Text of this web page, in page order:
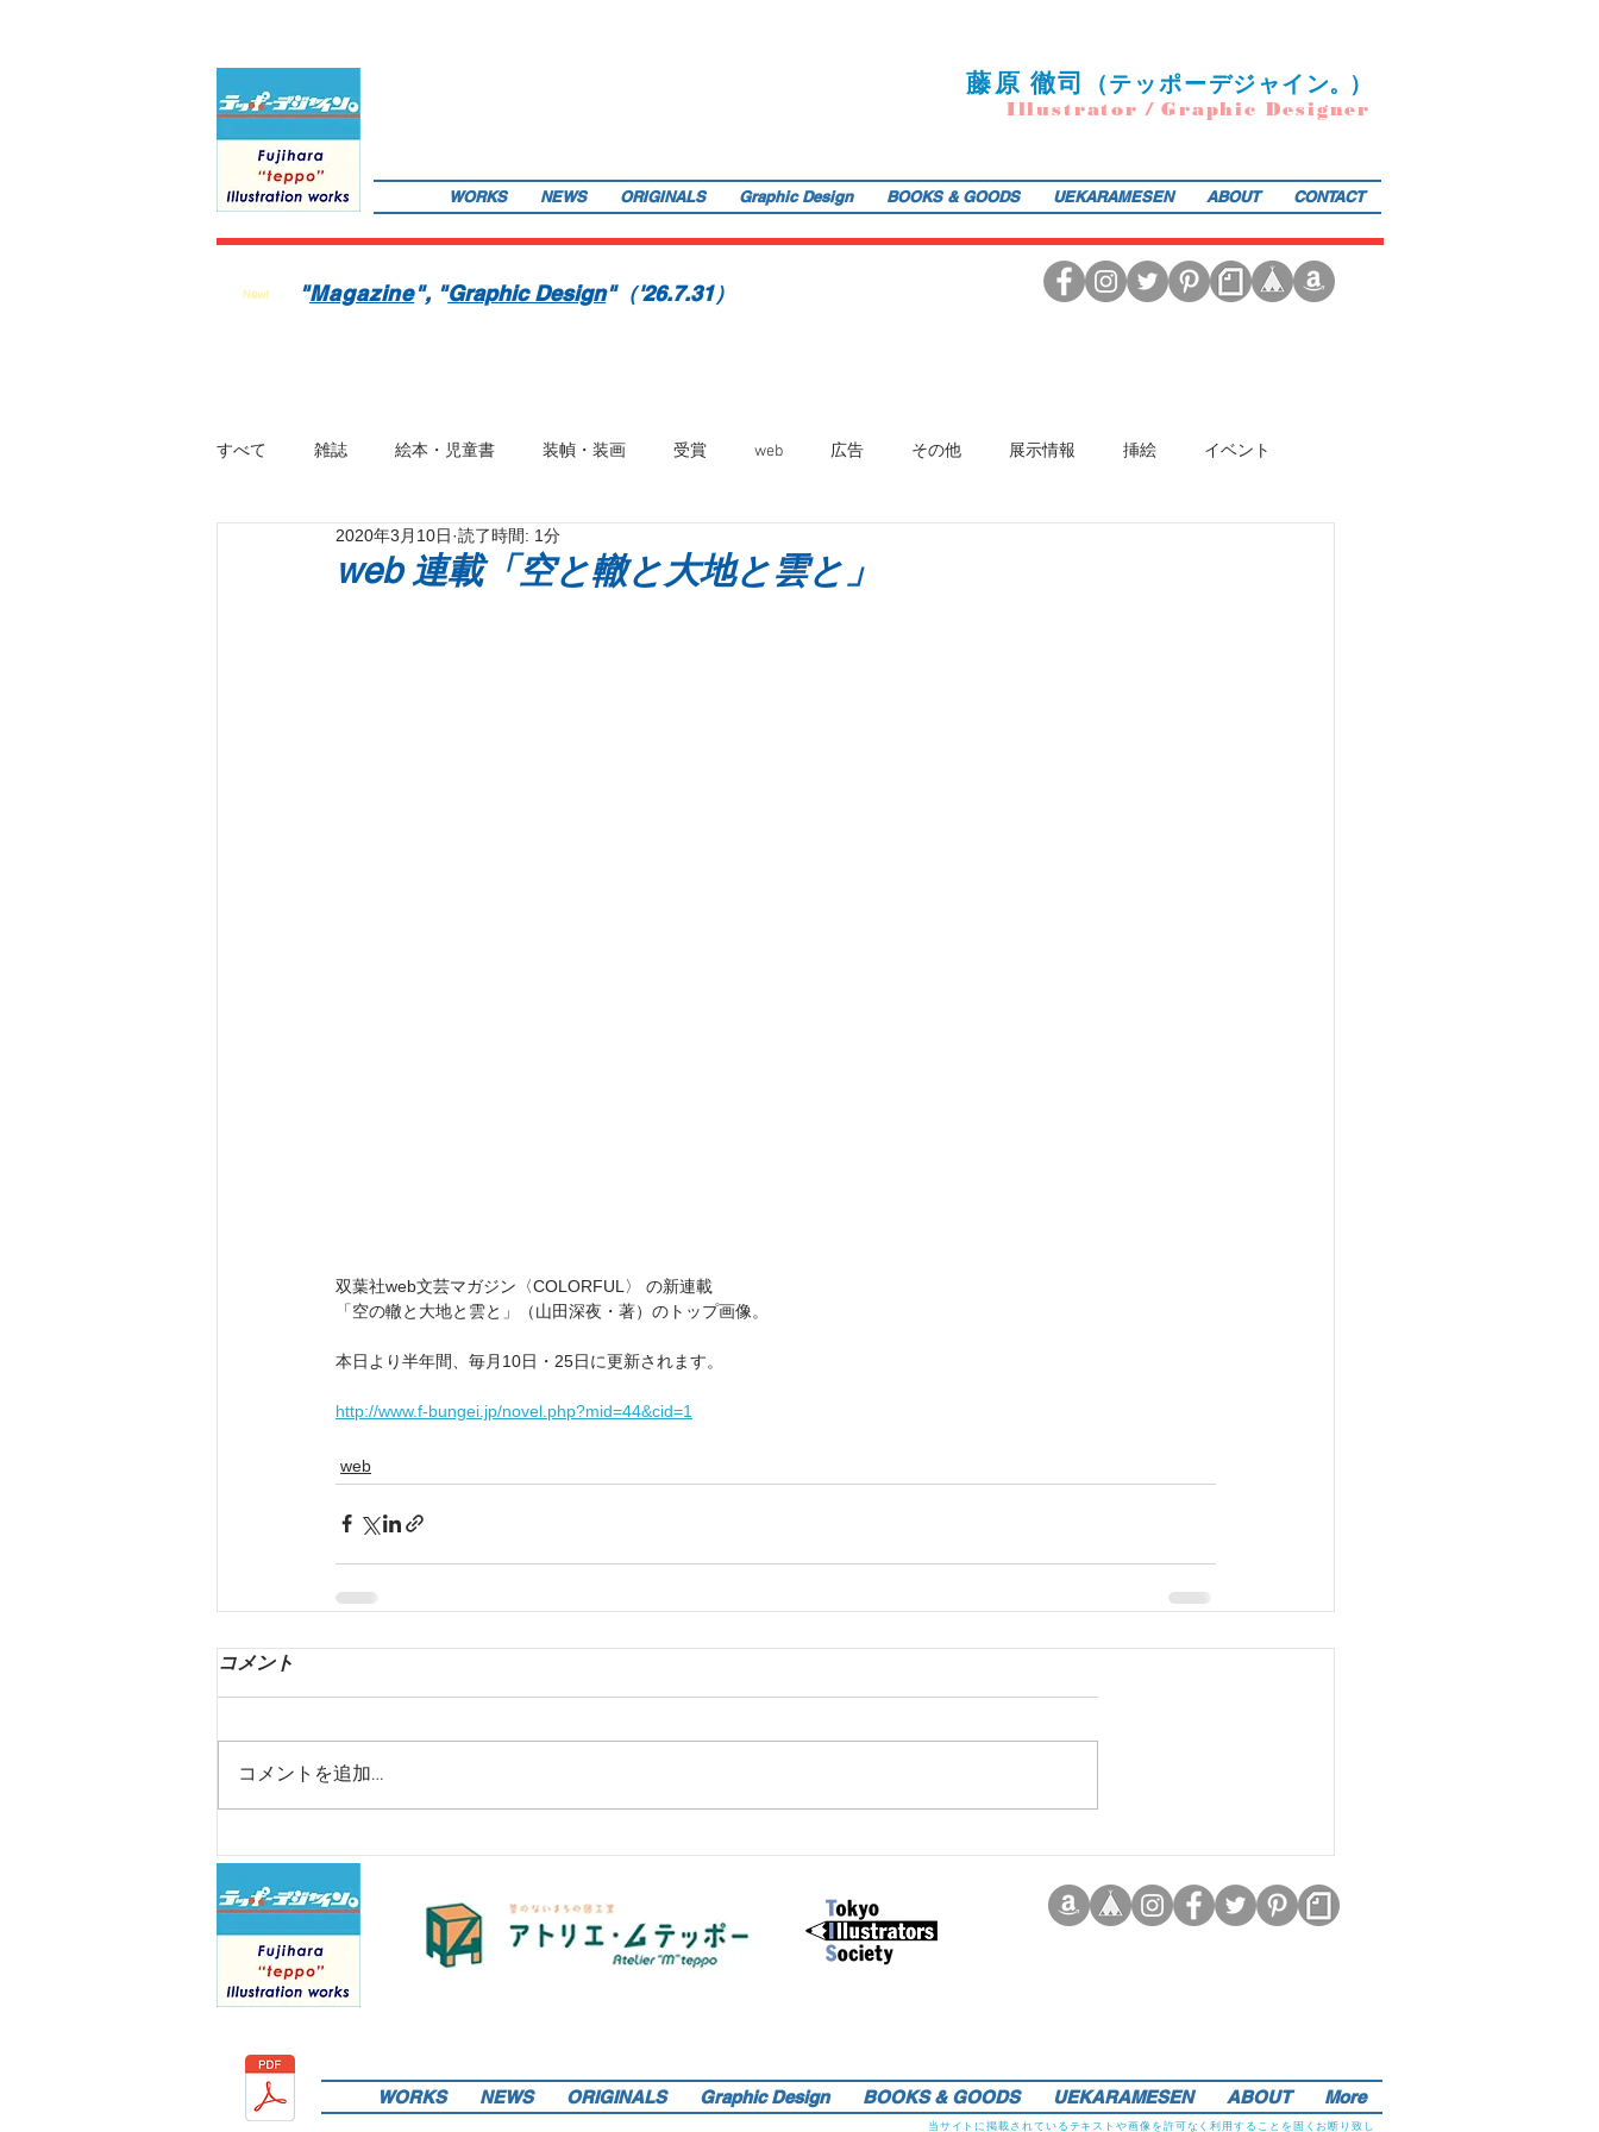
藤原 徹司 （テ ッポーデジャイ ン。）
Illustrator / Graphic Designer
WORKS NEWS ORIGINALS Graphic Design BOOKS & GOODS UEKARAMESEN ABOUT CONTACT
New! "Magazine", "Graphic Design"（'26.7.31）
すべて 雑誌 絵本・児童書 装幀・装画 受賞 web 広告 その他 展示情報 挿絵 イベント
プレス情報 パッケージ
web 連載「空と轍と大地と雲と」
2020年3月10日 読了時間: 1分
双葉社web文芸マガジン〈COLORFUL〉 の新連載
「空の轍と大地と雲と」（山田深夜・著）のトップ画像。
本日より半年間、毎月10日・25日に更新されます。
http://www.f-bungei.jp/novel.php?mid=44&cid=1
web
コメント
コメントを追加…
WORKS NEWS ORIGINALS Graphic Design BOOKS & GOODS UEKARAMESEN ABOUT More
当サイトに掲載されているテキストや画像を許可なく利用することを固くお断り致し